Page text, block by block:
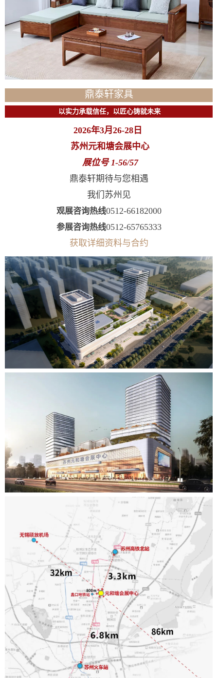
鼎泰轩家具
以实力承载信任，以匠心铸就未来
2026年3月26-28日
苏州元和塘会展中心
展位号 1-56/57
鼎泰轩期待与您相遇
我们苏州见
观展咨询热线0512-66182000
参展咨询热线0512-65765333
获取详细资料与合约